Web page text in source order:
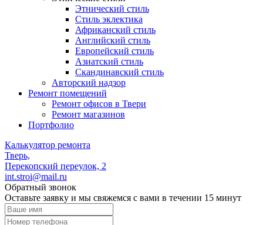
Этнический стиль
Стиль эклектика
Африканский стиль
Английский стиль
Европейский стиль
Азиатский стиль
Скандинавский стиль
Авторский надзор
Ремонт помещений
Ремонт офисов в Твери
Ремонт магазинов
Портфолио
Калькулятор ремонта
Тверь,
Перекопский переулок, 2
int.stroi@mail.ru
Обратный звонок
Оставьте заявку и мы свяжемся с вами в течении 15 минут